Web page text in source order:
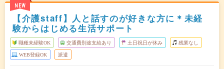
NEW
【介護staff】人と話すのが好きな方に＊未経
験からはじめる生活サポート
職種未経験OK 交通費別途支給あり 土日祝日が休み 残業なし
WEB登録OK 派遣